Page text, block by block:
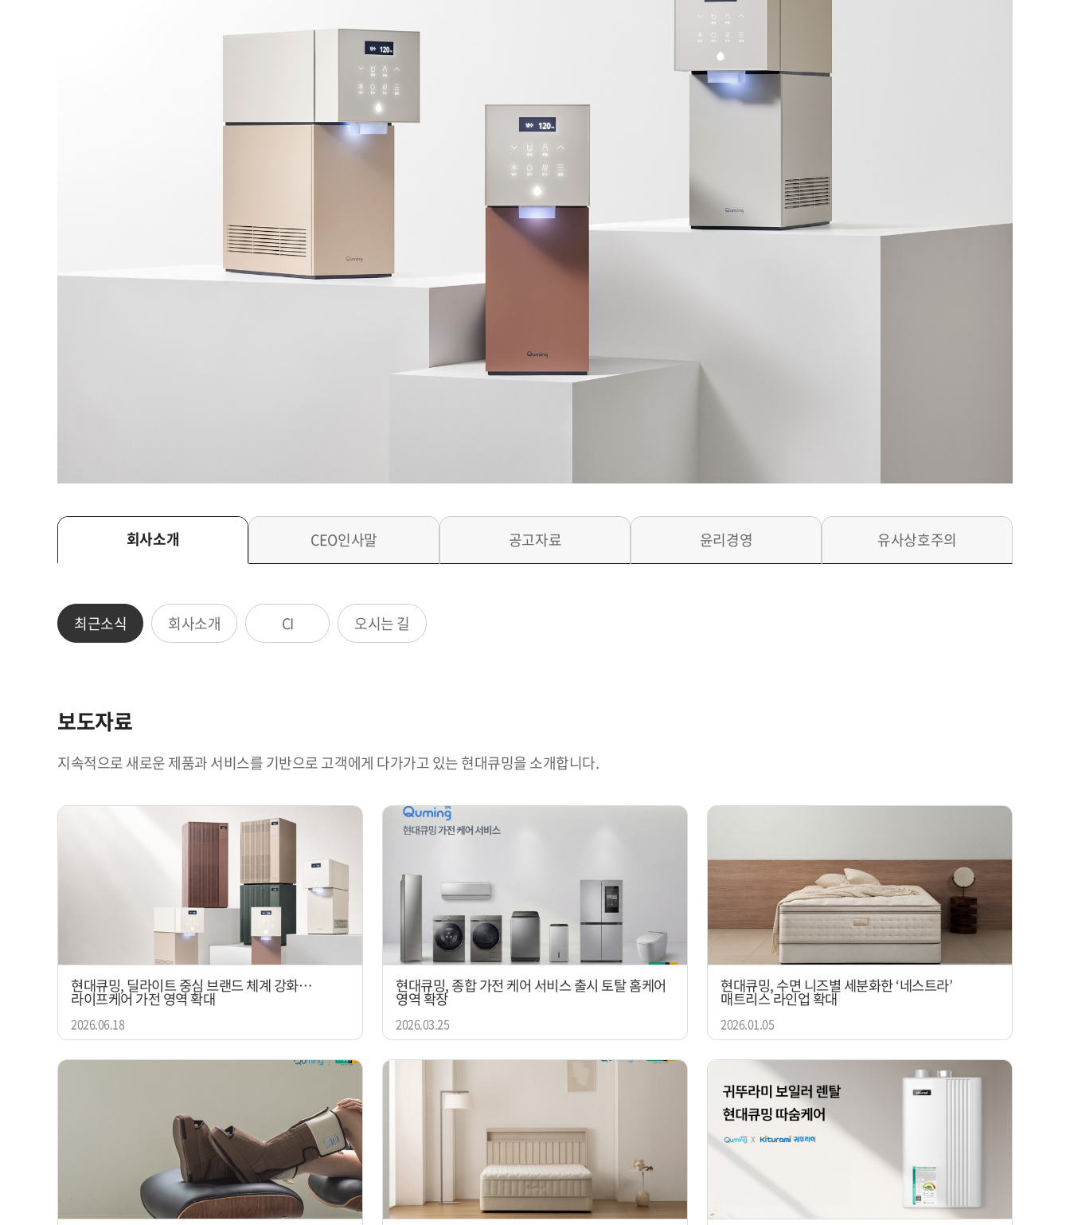
회사소개 CEO인사말 공고자료 윤리경영 유사상호주의
최근소식 회사소개 CI 오시는 길
보도자료
지속적으로 새로운 제품과 서비스를 기반으로 고객에게 다가가고 있는 현대큐밍을 소개합니다.
현대큐밍, 딜라이트 중심 브랜드 체계 강화…
라이프케어 가전 영역 확대
2026.06.18
현대큐밍, 종합 가전 케어 서비스 출시 토탈 홈케어
영역 확장
2026.03.25
현대큐밍, 수면 니즈별 세분화한 ‘네스트라’
매트리스 라인업 확대
2026.01.05